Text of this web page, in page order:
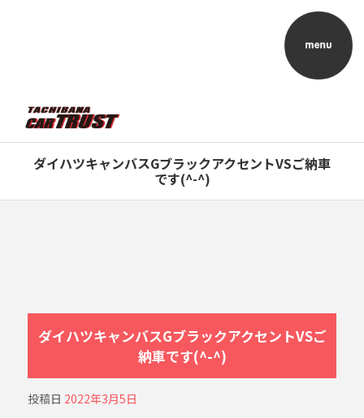
ダイハツキャンバスGブラックアクセントVSご納車
です(^-^)
ダイハツキャンバスGブラックアクセントVSご
納車です(^-^)
投稿日 2022年3月5日